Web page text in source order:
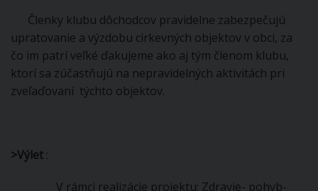
Členky klubu dôchodcov pravidelne zabezpečujú
upratovanie a výzdobu cirkevných objektov v obci, za
čo im patrí veľké ďakujeme ako aj tým členom klubu,
ktorí sa zúčastňujú na nepravidelných aktivitách pri
zveľaďovaní týchto objektov.
>Výlet :
V rámci realizácie projektu: Zdravie- pohyb-